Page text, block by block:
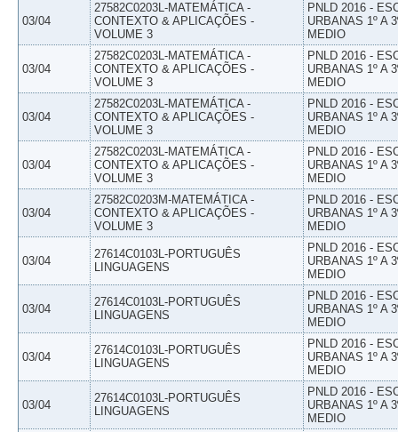
03/04
27582C0203L-MATEMÁTICA -
CONTEXTO & APLICAÇÕES -
VOLUME 3
PNLD 2016 -
URBANAS 1º A
MEDIO
03/04
27582C0203L-MATEMÁTICA -
CONTEXTO & APLICAÇÕES -
VOLUME 3
PNLD 2016 -
URBANAS 1º A
MEDIO
03/04
27582C0203L-MATEMÁTICA -
CONTEXTO & APLICAÇÕES -
VOLUME 3
PNLD 2016 -
URBANAS 1º A
MEDIO
03/04
27582C0203L-MATEMÁTICA -
CONTEXTO & APLICAÇÕES -
VOLUME 3
PNLD 2016 -
URBANAS 1º A
MEDIO
03/04
27582C0203M-MATEMÁTICA -
CONTEXTO & APLICAÇÕES -
VOLUME 3
PNLD 2016 -
URBANAS 1º A
MEDIO
03/04
27614C0103L-PORTUGUÊS
LINGUAGENS
PNLD 2016 -
URBANAS 1º A
MEDIO
03/04
27614C0103L-PORTUGUÊS
LINGUAGENS
PNLD 2016 -
URBANAS 1º A
MEDIO
03/04
27614C0103L-PORTUGUÊS
LINGUAGENS
PNLD 2016 -
URBANAS 1º A
MEDIO
03/04
27614C0103L-PORTUGUÊS
LINGUAGENS
PNLD 2016 -
URBANAS 1º A
MEDIO